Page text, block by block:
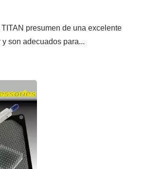
presumen de una excelente
son adecuados para...